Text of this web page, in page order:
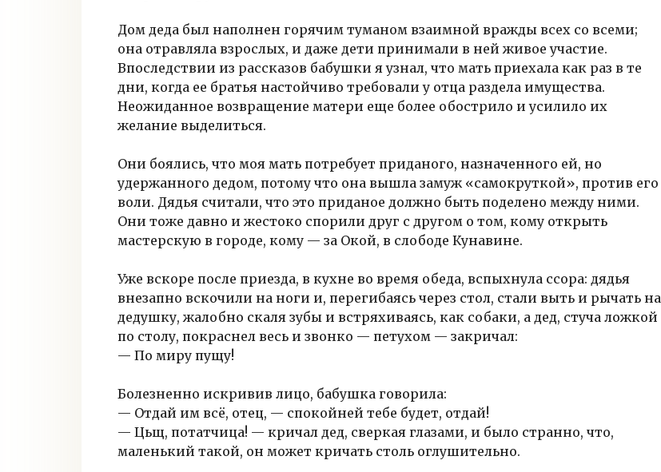
Дом деда был наполнен горячим туманом взаимной вражды всех со всеми;
она отравляла взрослых, и даже дети принимали в ней живое участие.
Впоследствии из рассказов бабушки я узнал, что мать приехала как раз в те
дни, когда ее братья настойчиво требовали у отца раздела имущества.
Неожиданное возвращение матери еще более обострило и усилило их
желание выделиться.
Они боялись, что моя мать потребует приданого, назначенного ей, но
удержанного дедом, потому что она вышла замуж «самокруткой», против его
воли. Дядья считали, что это приданое должно быть поделено между ними.
Они тоже давно и жестоко спорили друг с другом о том, кому открыть
мастерскую в городе, кому — за Окой, в слободе Кунавине.
Уже вскоре после приезда, в кухне во время обеда, вспыхнула ссора: дядья
внезапно вскочили на ноги и, перегибаясь через стол, стали выть и рычать на
дедушку, жалобно скаля зубы и встряхиваясь, как собаки, а дед, стуча ложкой
по столу, покраснел весь и звонко — петухом — закричал:
— По миру пущу!
Болезненно искривив лицо, бабушка говорила:
— Отдай им всё, отец, — спокойней тебе будет, отдай!
— Цьщ, потатчица! — кричал дед, сверкая глазами, и было странно, что,
маленький такой, он может кричать столь оглушительно.